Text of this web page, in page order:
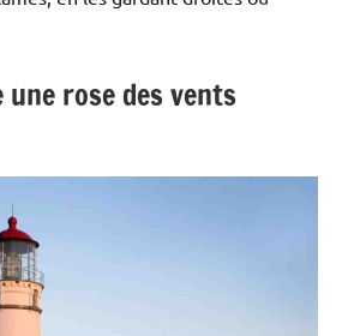
une rose des vents